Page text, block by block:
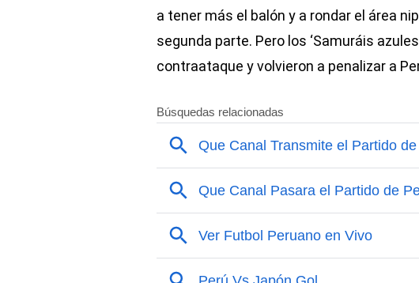
a tener más el balón y a rondar el área
segunda parte. Pero los ‘Samuráis
contraataque y volvieron a penalizar a